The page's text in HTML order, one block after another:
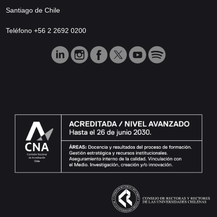
Santiago de Chile
Teléfono +56 2 2692 0200